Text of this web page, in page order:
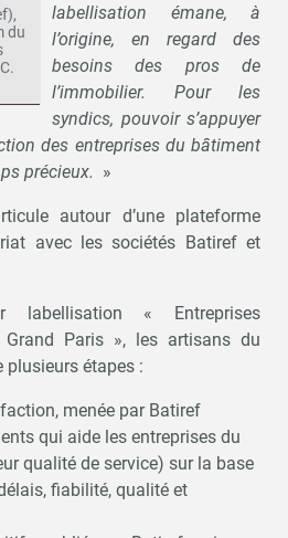
du
labellisation émane, à
l’origine, en regard des
besoins des pros de
l’immobilier. Pour les
syndics, pouvoir s’appuyer
des entreprises du bâtiment
précieux. »
autour d’une plateforme
avec les sociétés Batiref et
labellisation « Entreprises
Grand Paris », les artisans du
étapes :
menée par Batiref
qui aide les entreprises du
qualité de service) sur la base
fiabilité, qualité et